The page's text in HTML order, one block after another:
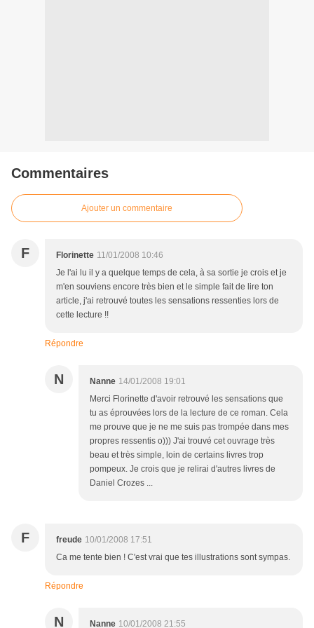
Commentaires
Ajouter un commentaire
F Florinette 11/01/2008 10:46
Je l'ai lu il y a quelque temps de cela, à sa sortie je crois et je
m'en souviens encore très bien et le simple fait de lire ton
article, j'ai retrouvé toutes les sensations ressenties lors de
cette lecture !!
Répondre
N Nanne 14/01/2008 19:01
Merci Florinette d'avoir retrouvé les sensations que
tu as éprouvées lors de la lecture de ce roman. Cela
me prouve que je ne me suis pas trompée dans mes
propres ressentis o))) J'ai trouvé cet ouvrage très
beau et très simple, loin de certains livres trop
pompeux. Je crois que je relirai d'autres livres de
Daniel Crozes ...
F freude 10/01/2008 17:51
Ca me tente bien ! C'est vrai que tes illustrations sont sympas.
Répondre
N Nanne 10/01/2008 21:55